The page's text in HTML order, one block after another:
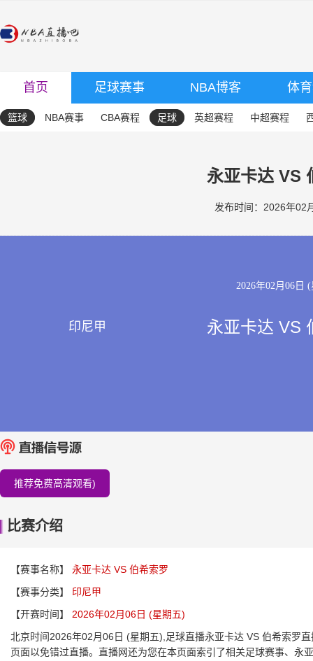
首页 足球赛事 NBA博客 体
篮球 NBA赛事 CBA赛程 足球 英超赛程 中超赛程
永亚卡达 VS
发布时间：2026年02
2026年02月06日
印尼甲 永亚卡达 VS
推荐免费高清观看)
比赛介绍
【赛事名称】
永亚卡达 VS 伯希索罗
【赛事分类】
印尼甲
【开赛时间】
2026年02月06日 (星期五)
北京时间2026年02月06日 (星期五),足球直播永亚卡达 VS 伯希索罗
页面以免错过直播。直播网还为您在本页面索引了相关足球赛事、永